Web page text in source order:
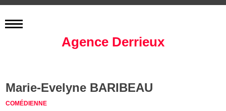
Agence Derrieux
Marie-Evelyne BARIBEAU
COMÉDIENNE